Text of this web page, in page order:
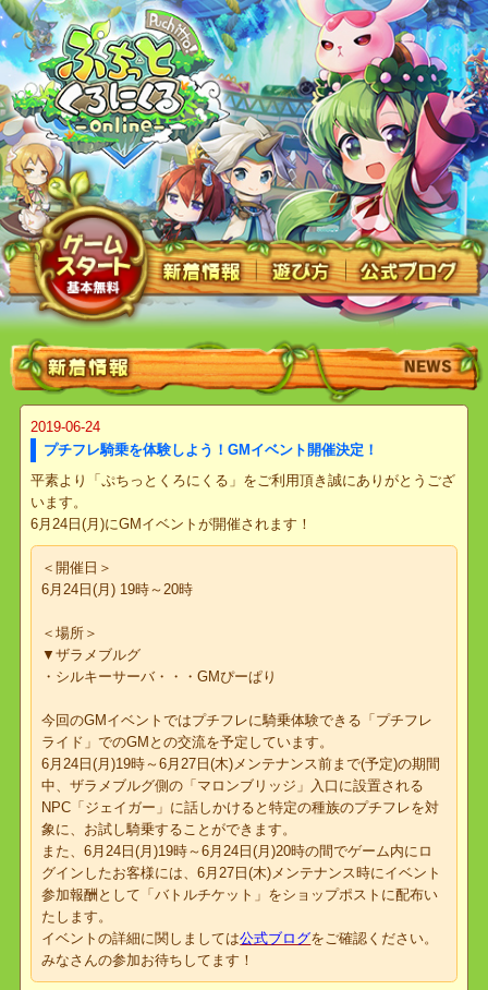
2019-06-24
プチフレ騎乗を体験しよう！GMイベント開催決定！
平素より「ぷちっとくろにくる」をご利用頂き誠にありがとうござ
います。
6月24日(月)にGMイベントが開催されます！
6月24日(月) 19時～20時
＜場所＞
・シルキーサーバ・・・GMぴーぱり
今回のGMイベントではプチフレに騎乗体験できる「プチフレ
ライド」でのGMとの交流を予定しています。
6月24日(月)19時～6月27日(木)メンテナンス前まで(予定)の期間
中、ザラメブルグ側の「マロンブリッジ」入口に設置される
NPC「ジェイガー」に話しかけると特定の種族のプチフレを対
象に、お試し騎乗することができます。
また、6月24日(月)19時～6月24日(月)20時の間でゲーム内にロ
グインしたお客様には、6月27日(木)メンテナンス時にイベント
参加報酬として「バトルチケット」をショップポストに配布い
たします。